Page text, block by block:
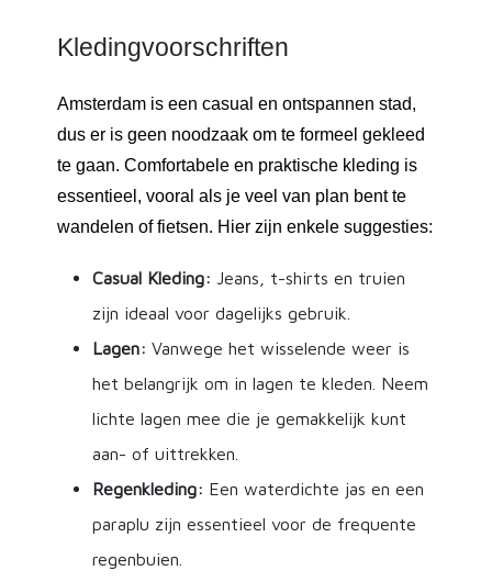
Kledingvoorschriften
Amsterdam is een casual en ontspannen stad,
dus er is geen noodzaak om te formeel gekleed
te gaan. Comfortabele en praktische kleding is
essentieel, vooral als je veel van plan bent te
wandelen of fietsen. Hier zijn enkele suggesties:
Casual Kleding: Jeans, t-shirts en truien
zijn ideaal voor dagelijks gebruik.
Lagen: Vanwege het wisselende weer is
het belangrijk om in lagen te kleden. Neem
lichte lagen mee die je gemakkelijk kunt
aan- of uittrekken.
Regenkleding: Een waterdichte jas en een
paraplu zijn essentieel voor de frequente
regenbuien.